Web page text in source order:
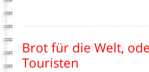
Brot für die Welt,
Touristen